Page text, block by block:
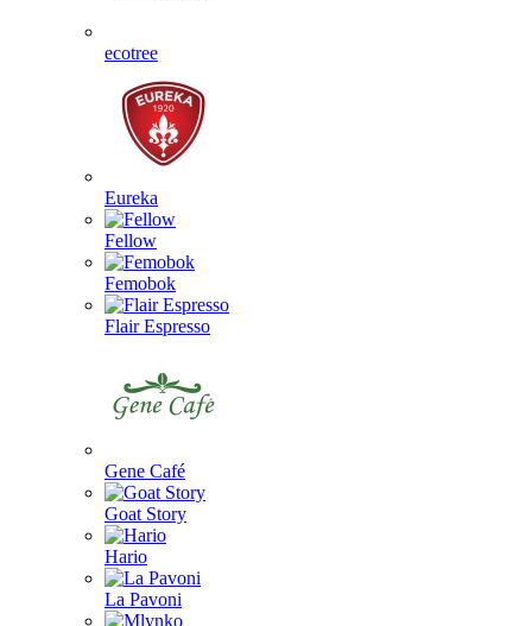
ecotree
Eureka
Fellow
Femobok
Flair Espresso
Gene Café
Goat Story
Hario
La Pavoni